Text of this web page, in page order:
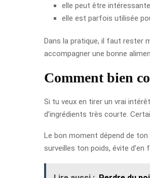
elle peut être
elle est parfois utilisée
Dans la pratique, il faut rester
accompagner une bonne
Comment bien
Si tu veux en tirer un vrai
d’ingrédients très courte.
Le bon moment dépend de
surveilles ton poids, évite d’en